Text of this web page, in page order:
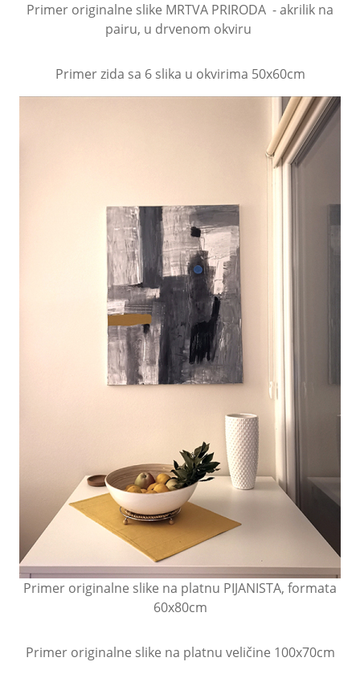
Primer originalne slike MRTVA PRIRODA - akrilik na
pairu, u drvenom okviru
Primer zida sa 6 slika u okvirima 50x60cm
Primer originalne slike na platnu PIJANISTA, formata
60x80cm
Primer originalne slike na platnu veličine 100x70cm